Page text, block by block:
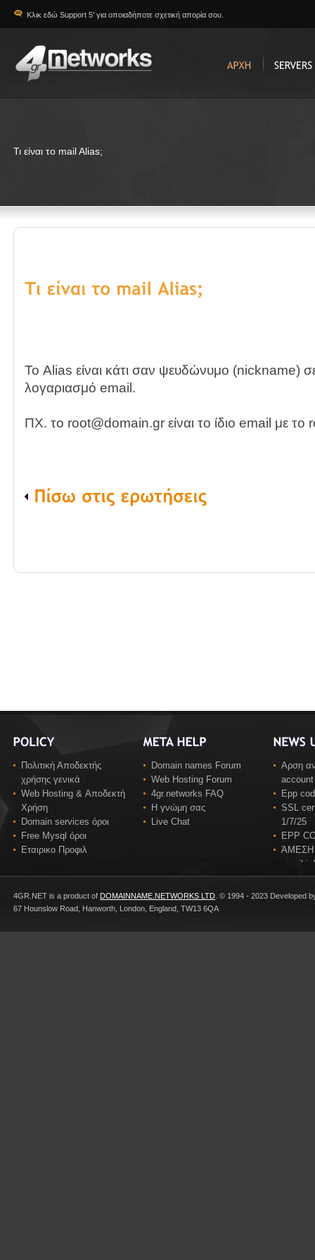
Κλικ εδώ Support 5' για οποιαδήποτε σχετική απορία σου.
Τι είναι το mail Alias;
Το Alias είναι κάτι σαν ψευδώνυμο (nickname)
λογαριασμό email.
ΠΧ. το root@domain.gr είναι το ίδιο email με
Πολιτική Αποδεκτής
χρήσης γενικά
Web Hosting & Αποδεκτή
Χρήση
Domain services όροι
Free Mysql όροι
Εταιρικο Προφιλ
Domain names Forum
Web Hosting Forum
4gr.networks FAQ
Η γνώμη σας
Live Chat
Αρση
Epp
SSL
1/7/25
EPP
ΆΜΕΣΗ
email
4GR.NET is a product of DOMAINNAME.NETWORKS LTD . © 1994 - 2023 Developed
67 Hounslow Road, Hanworth, London, England, TW13 6QA